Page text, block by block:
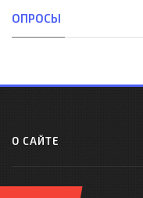
ОПРОСЫ
О САЙТЕ